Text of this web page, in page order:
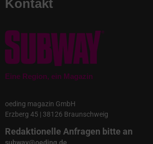
Kontakt
Eine Region, ein Magazin
oeding magazin GmbH
Erzberg 45 | 38126 Braunschweig
Redaktionelle Anfragen bitte an
subway@oeding.de